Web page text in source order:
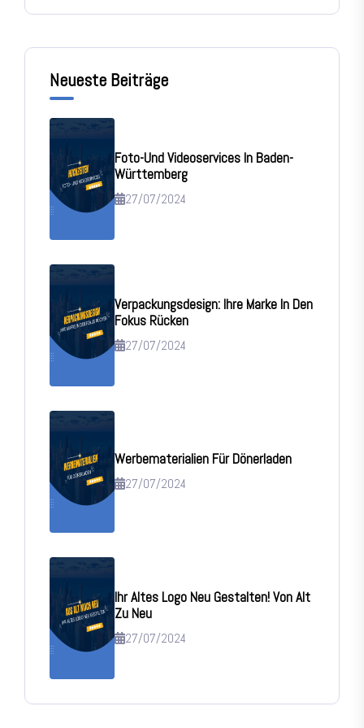
Neueste Beiträge
Foto-Und Videoservices In Baden-
Württemberg
27/07/2024
Verpackungsdesign: Ihre Marke In Den
Fokus Rücken
27/07/2024
Werbematerialien Für Dönerladen
27/07/2024
Ihr Altes Logo Neu Gestalten! Von Alt
Zu Neu
27/07/2024